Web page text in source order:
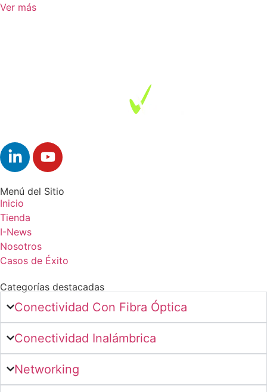
Ver más
Menú del Sitio
Inicio
Tienda
I-News
Nosotros
Casos de Éxito
Categorías destacadas
Conectividad Con Fibra Óptica
Conectividad Inalámbrica
Networking